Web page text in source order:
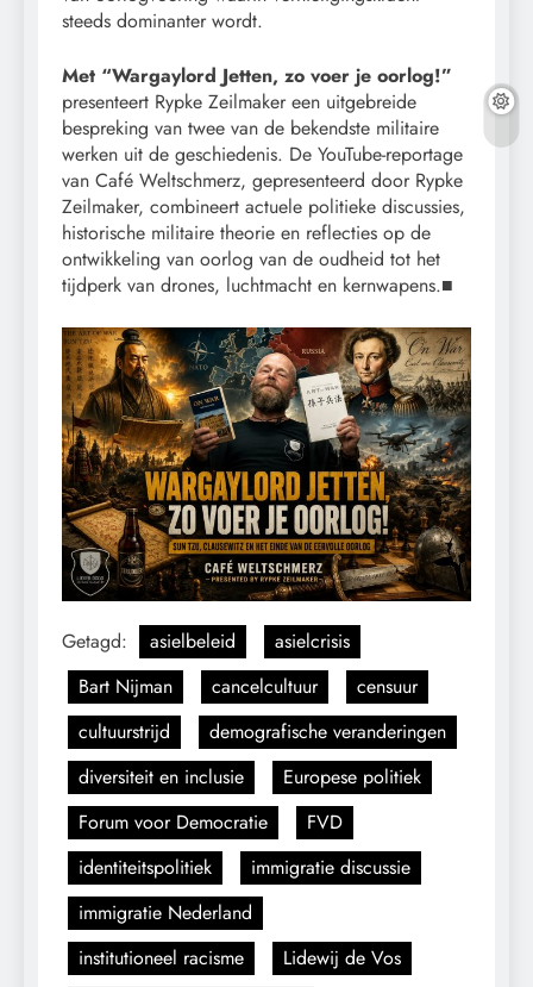
steeds dominanter wordt.
Met “Wargaylord Jetten, zo voer je oorlog!”
presenteert Rypke Zeilmaker een uitgebreide
bespreking van twee van de bekendste militaire
werken uit de geschiedenis. De YouTube-reportage
van Café Weltschmerz, gepresenteerd door Rypke
Zeilmaker, combineert actuele politieke discussies,
historische militaire theorie en reflecties op de
ontwikkeling van oorlog van de oudheid tot het
tijdperk van drones, luchtmacht en kernwapens.■
Getagd: asielbeleid
asielcrisis
Bart Nijman
cancelcultuur
censuur
cultuurstrijd
demografische veranderingen
diversiteit en inclusie
Europese politiek
Forum voor Democratie
FVD
identiteitspolitiek
immigratie discussie
immigratie Nederland
institutioneel racisme
Lidewij de Vos